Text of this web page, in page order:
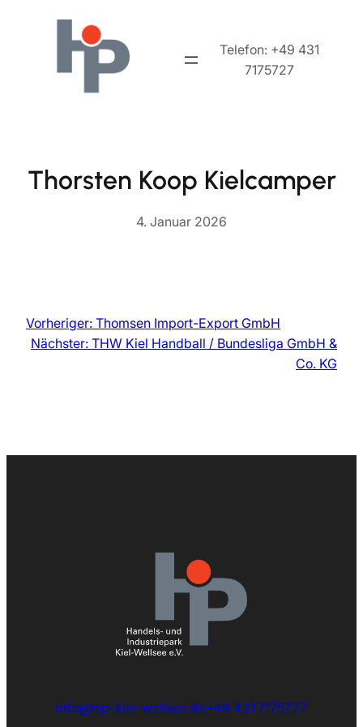
Telefon: +49 431
7175727
Thorsten Koop Kielcamper
4. Januar 2026
Vorheriger: Thomsen Import-Export GmbH
Nächster: THW Kiel Handball / Bundesliga GmbH &
Co. KG
info@hip-kiel-wellsee.de+49 431 7175727